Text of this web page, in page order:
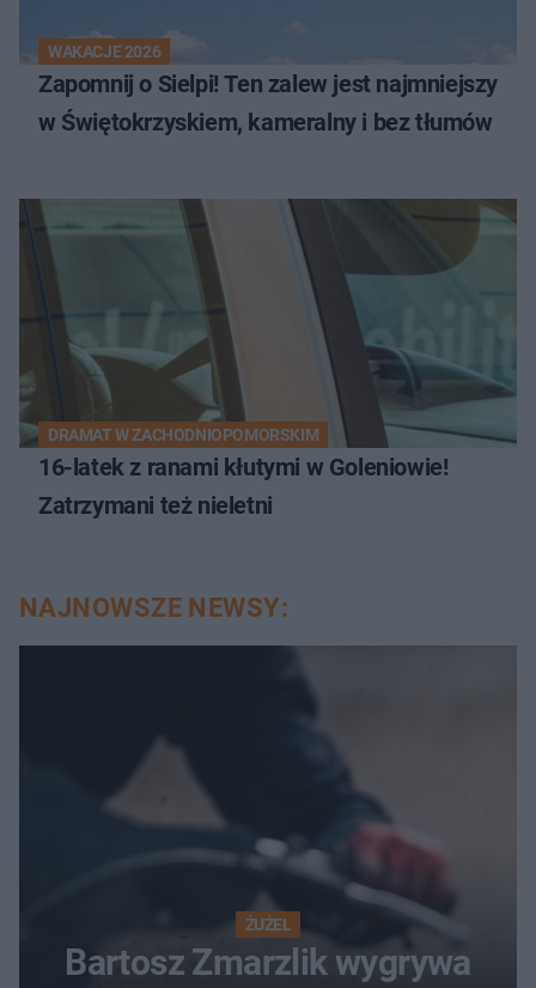
WAKACJE 2026
Zapomnij o Sielpi! Ten zalew jest najmniejszy
w Świętokrzyskiem, kameralny i bez tłumów
DRAMAT W ZACHODNIOPOMORSKIM
16-latek z ranami kłutymi w Goleniowie!
Zatrzymani też nieletni
NAJNOWSZE NEWSY:
ŻUŻEL
Bartosz Zmarzlik wygrywa